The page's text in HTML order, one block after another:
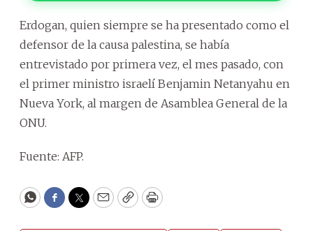
Erdogan, quien siempre se ha presentado como el
defensor de la causa palestina, se había
entrevistado por primera vez, el mes pasado, con
el primer ministro israelí Benjamin Netanyahu en
Nueva York, al margen de Asamblea General de la
ONU.
Fuente: AFP.
WhatsApp
Facebook
Twitter
EmailCopyPrint